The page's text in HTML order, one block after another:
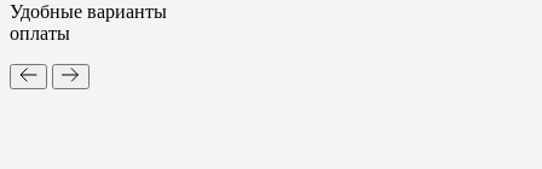
Удобные варианты
оплаты